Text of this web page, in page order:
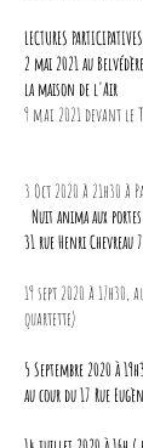
LECTURES
2 mai 2021 au
la maison de l'Air
9 mai 2021 devant le
3 Oct 2020 à 21h30 à
Nuit anima aux
31 rue Henri Chevreau
19 sept 2020 à
quartette)
5 Septembre 2020 à
au cour du 17 Rue